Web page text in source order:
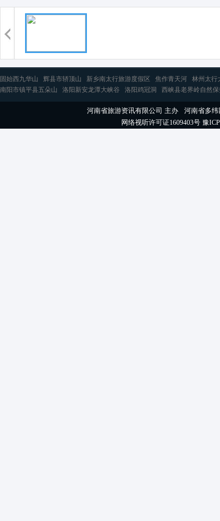
固始西九华山 辉县市轿顶山 新乡南太行旅游度假区 焦作青天河
林州太行
南阳市镇平县五朵山
洛阳新安龙潭大峡谷 洛阳鸡冠洞 西峡县老界岭自然
河南省旅游资讯有限公司 主办 河南省多
网络视听许可证1609403号 豫